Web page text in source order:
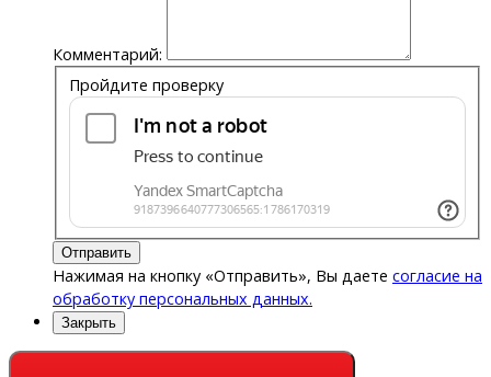
Комментарий:
Пройдите проверку
Отправить
Нажимая на кнопку «Отправить», Вы даете согласие на
обработку персональных данных.
Закрыть